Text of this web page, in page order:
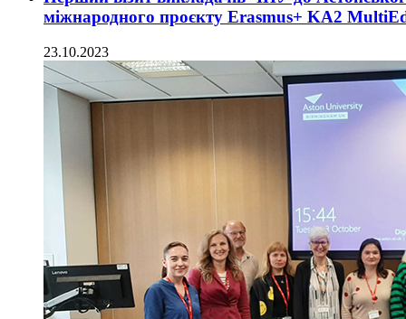
міжнародного проєкту Erasmus+ KA2
23.10.2023